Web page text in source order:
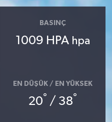
BASINÇ
1009 HPA hpa
EN DÜŞÜK / EN YÜKSEK
20° / 38°